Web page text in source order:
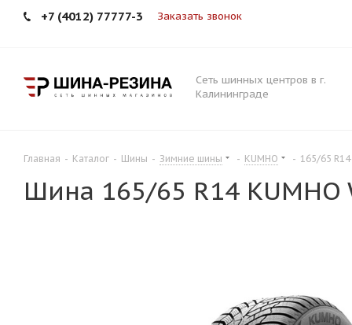
+7 (4012) 77777-3 Заказать звонок
Сеть шинных центров в г.
Калининграде
Главная - Каталог - Шины - Зимние шины - KUMHO - 165/65
Шина 165/65 R14 KUMHO